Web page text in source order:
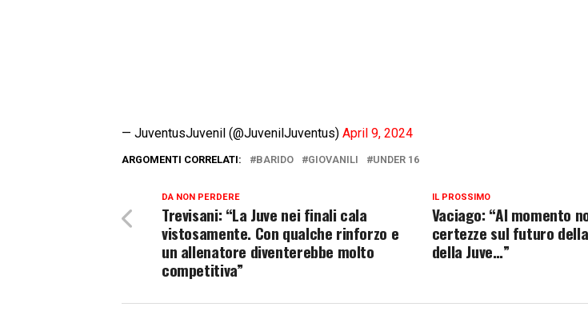
— JuventusJuvenil (@JuvenilJuventus) April 9, 2024
ARGOMENTI CORRELATI: BARIDO GIOVANILI UNDER 16
IL PROSSIMO
Vaciago: “Al momento
certezze sul futuro
della Juve…”
DA NON PERDERE
Trevisani: “La Juve nei finali cala
vistosamente. Con qualche rinforzo e
un allenatore diventerebbe molto
competitiva”